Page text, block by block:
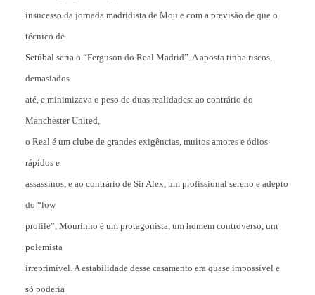
insucesso da jornada madridista de Mou e com a previsão de que o
técnico de
Setúbal seria o “Ferguson do Real Madrid”. A aposta tinha riscos,
demasiados
até, e minimizava o peso de duas realidades: ao contrário do
Manchester United,
o Real é um clube de grandes exigências, muitos amores e ódios
rápidos e
assassinos, e ao contrário de Sir Alex, um profissional sereno e adepto
do “low
profile”, Mourinho é um protagonista, um homem controverso, um
polemista
irreprimível. A estabilidade desse casamento era quase impossível e
só poderia